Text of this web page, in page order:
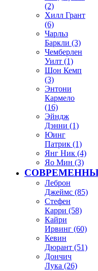
(2)
Хилл Грант
(6)
Чарльз
Баркли (3)
Чемберлен
Уилт (1)
Шон Кемп
(3)
Энтони
Кармело
(16)
Эйндж
Дэнни (1)
Юинг
Патрик (1)
Янг Ник (4)
Яо Мин (3)
Леброн
Джеймс (85)
Стефен
Карри (58)
Кайри
Ирвинг (60)
Кевин
Дюрант (51)
Дончич
Лука (26)